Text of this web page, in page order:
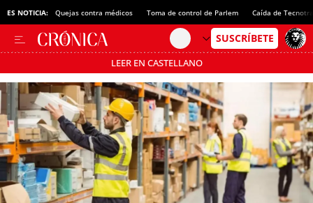
ES NOTICIA: Quejas contra médicos Toma de control de Parlem Caída de
LEER EN CASTELLANO
Pásate al MODO AHORRO